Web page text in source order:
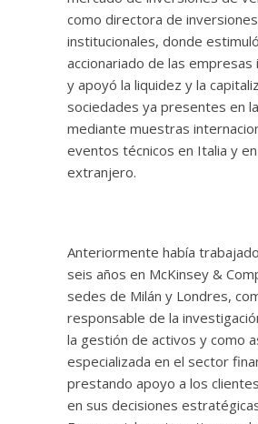
como directora de inversiones
institucionales, donde
accionariado de las empresas
y apoyó la liquidez y la
sociedades ya presentes en
mediante muestras
eventos técnicos en Italia y
extranjero.
Anteriormente había
seis años en McKinsey &
sedes de Milán y Londres,
responsable de la
la gestión de activos y como
especializada en el sector
prestando apoyo a los
en sus decisiones